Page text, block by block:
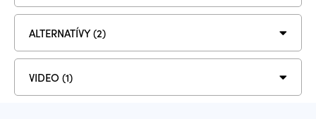
ALTERNATÍVY (2)
VIDEO (1)